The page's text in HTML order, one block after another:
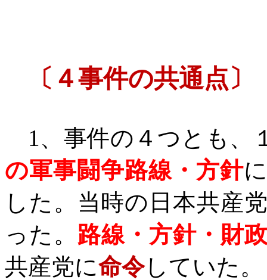
〔４事件の共通点〕
1、事件の４つとも、
の軍事闘争路線・方針
した。当時の日本共産
った。 路線・方針・財
共産党に命令していた。